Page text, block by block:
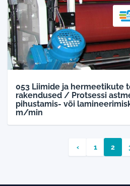
053 Liimide ja hermeetikute
rakendused / Protsessi
pihustamis- või
m/min
‹ 1 2